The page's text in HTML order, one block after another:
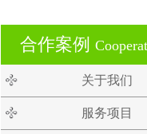
合作案例
关于我们
服务项目